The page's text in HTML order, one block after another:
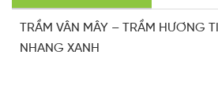
TRẦM VÂN MÂY – TRẦM HƯƠNG
NHANG XANH